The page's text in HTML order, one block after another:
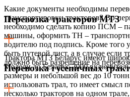
Какие документы необходимы
транспортировки тракторов? Во-
необходимо сделать копию ПСМ –
машины, оформить ТН –
водителю под подпись. Кроме того
быть путевой лист, а в случае если
должно быть разрешение на
Перевозка тракторов МТЗ
Трактора МТЗ Беларус имеют
Модели до Беларус-2000
размеры и небольшой вес до 10
использовать трал, то имеет смысл
несколько тракторов на одном
Перевозка гусеничных